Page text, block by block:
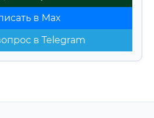
в Max
в Telegram